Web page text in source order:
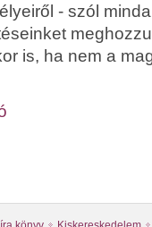
- szól
is, ha nem a